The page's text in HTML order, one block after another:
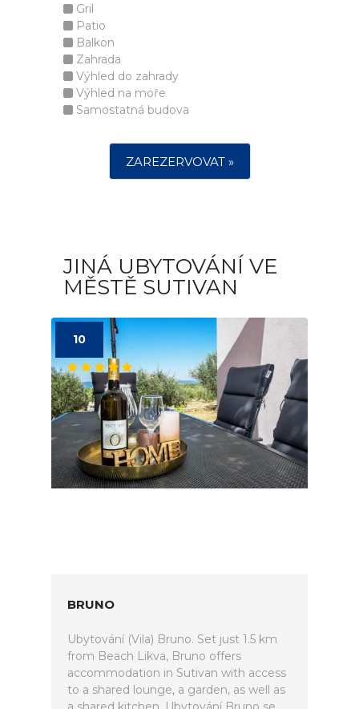
Gril
Patio
Balkon
Zahrada
Výhled do zahrady
Výhled na moře
Samostatná budova
ZAREZERVOVAT »
JINÁ UBYTOVÁNÍ VE
MĚSTĚ SUTIVAN
10
BRUNO
Ubytování (Vila) Bruno. Set just 1.5 km
from Beach Likva, Bruno offers
accommodation in Sutivan with access
to a shared lounge, a garden, as well as